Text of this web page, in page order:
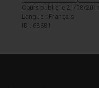
Cours publié le 21/08/
Langue : Français
ID : 68881